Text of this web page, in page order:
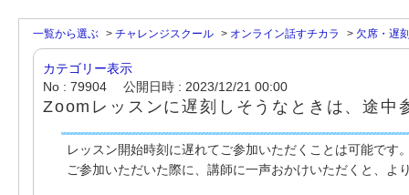
一覧から選ぶ > チャレンジスクール > オンライン話すチカラ > 欠席・遅
カテゴリー表示
No : 79904
公開日時 : 2023/12/21 00:00
Zoomレッスンに遅刻しそうなときは、途中
レッスン開始時刻に遅れてご参加いただくことは可能です
ご参加いただいた際に、講師に一声おかけいただくと、よ